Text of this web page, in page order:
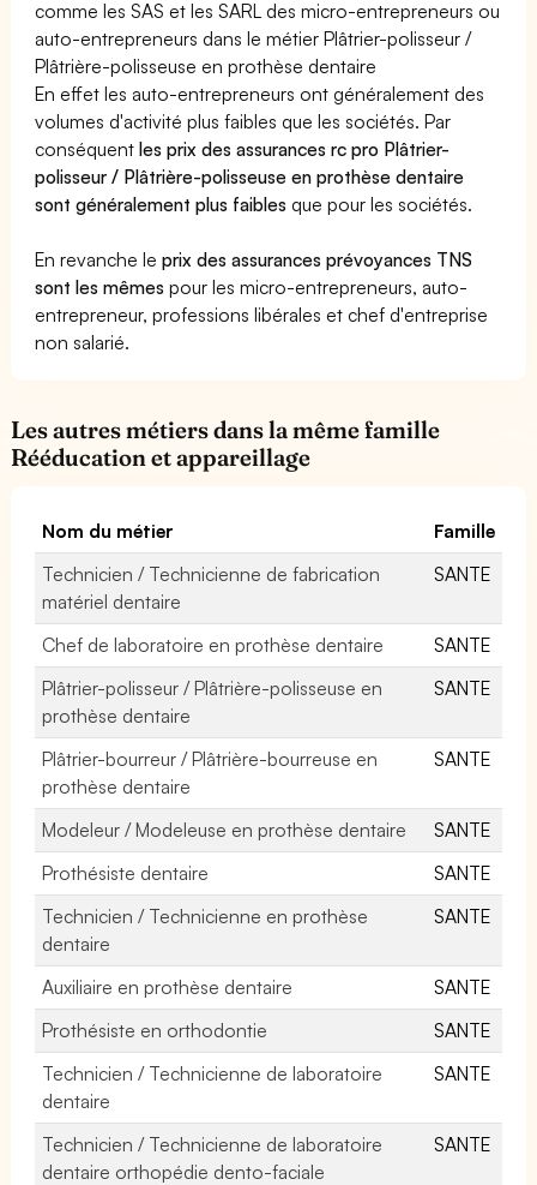
comme les SAS et les SARL des micro-entrepreneurs ou
auto-entrepreneurs dans le métier Plâtrier-polisseur /
Plâtrière-polisseuse en prothèse dentaire
En effet les auto-entrepreneurs ont généralement des
volumes d'activité plus faibles que les sociétés. Par
conséquentles prix des assurances rc pro Plâtrier-
polisseur / Plâtrière-polisseuse en prothèse dentaire
sont généralement plus faibles que pour les sociétés.
En revanche leprix des assurances prévoyances TNS
sont les mêmes pour les micro-entrepreneurs, auto-
entrepreneur, professions libérales et chef d'entreprise
non salarié.
Les autres métiers dans la même famille
Rééducation et appareillage
Nom du métier
Famille
Technicien / Technicienne de fabrication
matériel dentaire
SANTE
Chef de laboratoire en prothèse dentaire
SANTE
Plâtrier-polisseur / Plâtrière-polisseuse en
prothèse dentaire
SANTE
Plâtrier-bourreur / Plâtrière-bourreuse en
prothèse dentaire
SANTE
Modeleur / Modeleuse en prothèse dentaire
SANTE
Prothésiste dentaire
SANTE
Technicien / Technicienne en prothèse
dentaire
SANTE
Auxiliaire en prothèse dentaire
SANTE
Prothésiste en orthodontie
SANTE
Technicien / Technicienne de laboratoire
dentaire
SANTE
Technicien / Technicienne de laboratoire
dentaire orthopédie dento-faciale
SANTE